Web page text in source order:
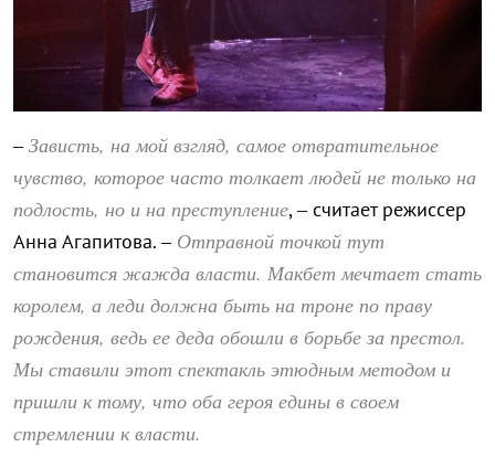
–Зависть, на мой взгляд, самое отвратительное
чувство, которое часто толкает людей не только на
подлость, но и на преступление, – считает режиссер
Анна Агапитова. – Отправной точкой тут
становится жажда власти. Макбет мечтает стать
королем, а леди должна быть на троне по праву
рождения, ведь ее деда обошли в борьбе за престол.
Мы ставили этот спектакль этюдным методом и
пришли к тому, что оба героя едины в своем
стремлении к власти.